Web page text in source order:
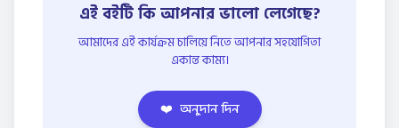
এই বইটি কি আপনার ভালো লেগেছে?
আমাদের এই কার্যক্রম চালিয়ে নিতে আপনার সহযোগিতা
একান্ত কাম্য।
❤️ অনুদান দিন